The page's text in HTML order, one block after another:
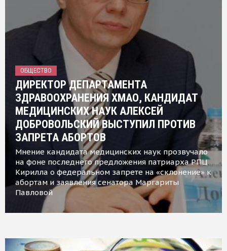
ОБЩЕСТВО
ДИРЕКТОР ДЕПАРТАМЕНТА
ЗДРАВООХРАНЕНИЯ ХМАО, КАНДИДАТ
МЕДИЦИНСКИХ НАУК АЛЕКСЕЙ
ДОБРОВОЛЬСКИЙ ВЫСТУПИЛ ПРОТИВ
ЗАПРЕТА АБОРТОВ
Мнение кандидата медицинских наук прозвучало
на фоне последнего предложения патриарха РПЦ
Кирилла о федеральном запрете на «склонение» к
абортам и заявления сенатора Маргариты
Павловой